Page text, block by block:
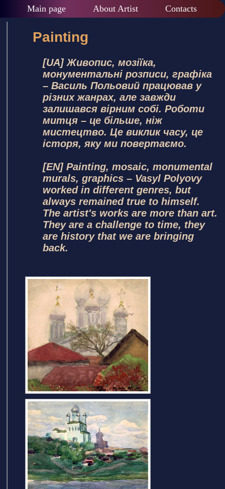
Main page About Artist Contacts
Painting
[UA] Живопис, мозіїка,
монументальні розписи, графіка
– Василь Польовий працював у
різних жанрах, але завжди
залишався вірним собі. Роботи
митця – це більше, ніж
мистецтво. Це виклик часу, це
історя, яку ми повертаємо.
[EN] Painting, mosaic, monumental
murals, graphics – Vasyl Polyovy
worked in different genres, but
always remained true to himself.
The artist's works are more than art.
They are a challenge to time, they
are history that we are bringing
back.